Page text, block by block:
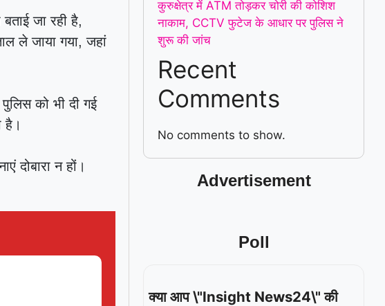
जा रही है,
ले जाया गया, जहां
को भी दी गई
है।
दोबारा न हों।
कुरुक्षेत्र में ATM तोड़कर चोरी की कोशिश
नाकाम, CCTV फुटेज के आधार पर पुलिस ने
शुरू की जांच
Recent
Comments
No comments to show.
Advertisement
Poll
क्या आप \"Insight News24\" की